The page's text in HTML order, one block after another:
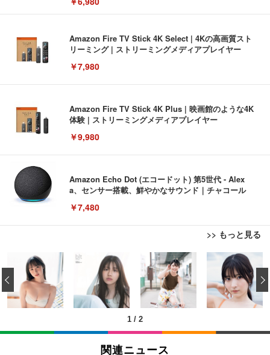
Amazon Fire TV Stick 4K Select | 4Kの高画質スト
リーミング | ストリーミングメディアプレイヤー
￥7,980
Amazon Fire TV Stick 4K Plus | 映画館のような4K
体験 | ストリーミングメディアプレイヤー
￥9,980
Amazon Echo Dot (エコードット) 第5世代 - Alex
a、センサー搭載、鮮やかなサウンド｜チャコール
￥7,480
>> もっと見る
[EdoErgo] オフィスチェア 椅子 テレワーク 疲れな
い 跳ね上げ式アームレスト コンパクト 約105度ロッ
キング pc 事務椅子 360度回転 座面昇降 強化ナイロ
ン樹脂ベース 通気性メッシュ 在宅ワーク H-WY01
(黒網+黒枠+黒足)
￥5,699
SIHOO B100 オフィスチェア／デスクチェア メッシ
ュチェア 人間工学 疲れない ブラック
EIZO ビジネス向けプレミアムモニター | FlexScan
EV3240X-WT | 31.5型4K UHD・USB Type-C・ホワ
￥105,595
EIZO ビジネス向けプレミアムモニター | FlexScan
Amazonベーシック ペットシーツ 薄型 レギュラー 1
回使い捨て 無香料 ホワイト 300枚
￥3,373
Amazonベーシック ペットシーツ 厚型 ワイド 42枚
x2袋(84枚) ホワイト(吸収面:ライトブルー)
1 / 2
‹
関連ニュース